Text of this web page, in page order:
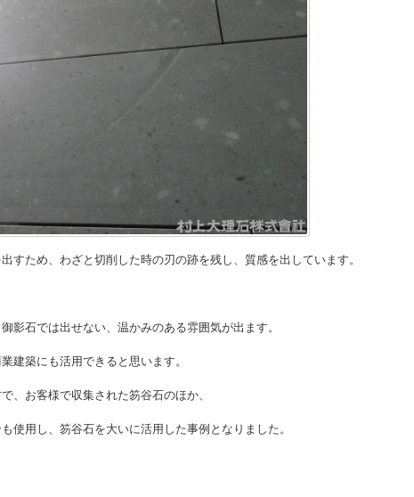
すため、わざと切削した時の刃の跡を残し、質感を出しています。
影石では出せない、温かみのある雰囲気が出ます。
建築にも活用できると思います。
、お客様で収集された笏谷石のほか、
使用し、笏谷石を大いに活用した事例となりました。